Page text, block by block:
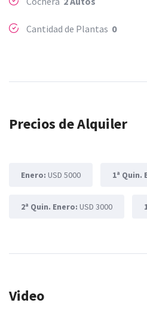
Cantidad de Plantas 0
Precios de Alquiler
Enero: USD 5000 1ª Quin.
2ª Quin. Enero: USD 3000
Video